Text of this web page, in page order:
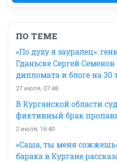
ПО ТЕМЕ
«По духу я зауралец»:
Гданьске Сергей
дипломата и блоге на
27 июля, 07:48
В Курганской области
фиктивный брак
2 июля, 16:40
«Саша, ты меня
барака в Кургане